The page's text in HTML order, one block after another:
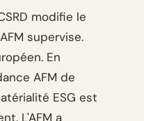
modifie le
supervise.
En
AFM de
ESG est
L'AFM a